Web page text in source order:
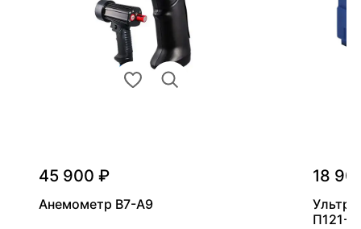
45 900 ₽
Анемометр В7-А9
18
П121-